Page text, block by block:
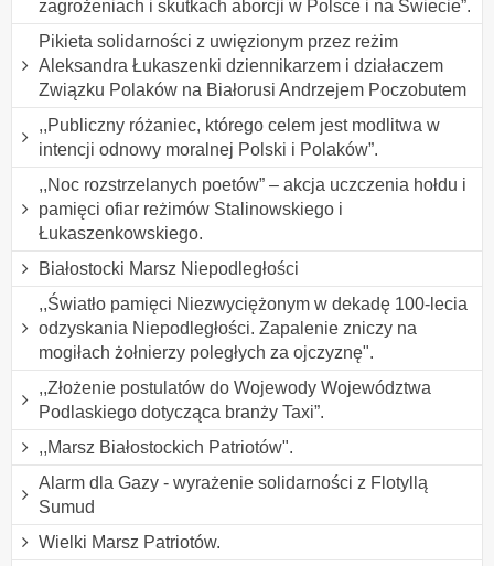
zagrożeniach i skutkach aborcji w Polsce i na Świecie”.
Pikieta solidarności z uwięzionym przez reżim
Aleksandra Łukaszenki dziennikarzem i działaczem
Związku Polaków na Białorusi Andrzejem Poczobutem
,,Publiczny różaniec, którego celem jest modlitwa w
intencji odnowy moralnej Polski i Polaków”.
,,Noc rozstrzelanych poetów” – akcja uczczenia hołdu i
pamięci ofiar reżimów Stalinowskiego i
Łukaszenkowskiego.
Białostocki Marsz Niepodległości
,,Światło pamięci Niezwyciężonym w dekadę 100-lecia
odzyskania Niepodległości. Zapalenie zniczy na
mogiłach żołnierzy poległych za ojczyznę".
,,Złożenie postulatów do Wojewody Województwa
Podlaskiego dotycząca branży Taxi”.
,,Marsz Białostockich Patriotów".
Alarm dla Gazy - wyrażenie solidarności z Flotyllą
Sumud
Wielki Marsz Patriotów.